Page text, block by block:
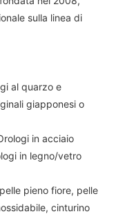
sulla linea di
al quarzo e
giapponesi o
in acciaio
in legno/vetro
pieno fiore, pelle
cinturino